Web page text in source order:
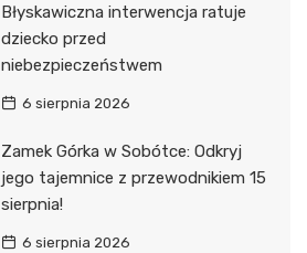
Błyskawiczna interwencja ratuje
dziecko przed
niebezpieczeństwem
6 sierpnia 2026
Zamek Górka w Sobótce: Odkryj
jego tajemnice z przewodnikiem 15
sierpnia!
6 sierpnia 2026